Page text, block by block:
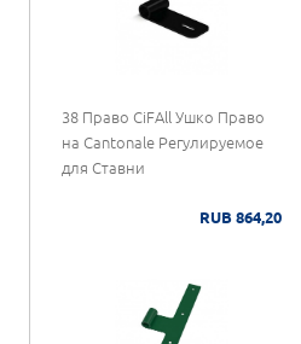
38 Право CiFAll Ушко Право
на Cantonale Регулируемое
для Ставни
RUB 864,20